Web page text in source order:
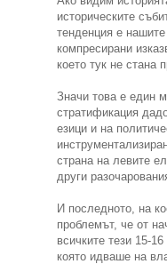
историческите
тенденция е
компресирани
което тук не стана
Значи това е един
стратификация
езици и на
страна на левите
други
И последното, на
проблемът, че от
всичките тези 15-
която идваше на